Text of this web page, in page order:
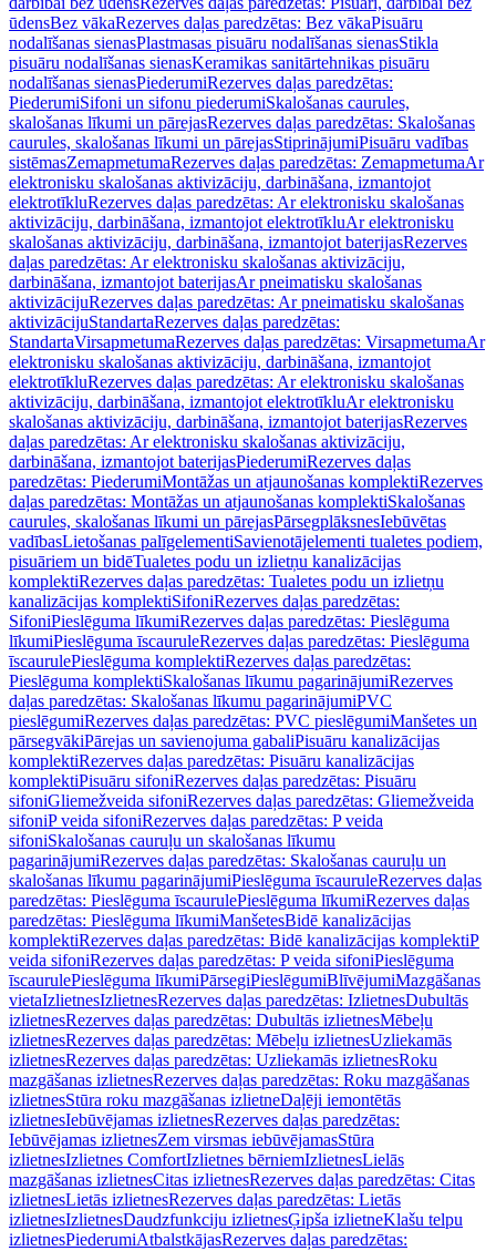
ūdensBez vākaRezerves daļas paredzētas: Bez vākaPisuāru
nodalīšanas sienasPlastmasas pisuāru nodalīšanas sienasStikla
pisuāru nodalīšanas sienasKeramikas sanitārtehnikas pisuāru
nodalīšanas sienasPiederumiRezerves daļas paredzētas:
PiederumiSifoni un sifonu piederumiSkalošanas caurules,
skalošanas līkumi un pārejasRezerves daļas paredzētas: Skalošanas
caurules, skalošanas līkumi un pārejasStiprinājumiPisuāru vadības
sistēmasZemapmetumaRezerves daļas paredzētas: ZemapmetumaAr
elektronisku skalošanas aktivizāciju, darbināšana, izmantojot
elektrotīkluRezerves daļas paredzētas: Ar elektronisku skalošanas
aktivizāciju, darbināšana, izmantojot elektrotīkluAr elektronisku
skalošanas aktivizāciju, darbināšana, izmantojot baterijasRezerves
daļas paredzētas: Ar elektronisku skalošanas aktivizāciju,
darbināšana, izmantojot baterijasAr pneimatisku skalošanas
aktivizācijuRezerves daļas paredzētas: Ar pneimatisku skalošanas
aktivizācijuStandartaRezerves daļas paredzētas:
StandartaVirsapmetumaRezerves daļas paredzētas: VirsapmetumaAr
elektronisku skalošanas aktivizāciju, darbināšana, izmantojot
elektrotīkluRezerves daļas paredzētas: Ar elektronisku skalošanas
aktivizāciju, darbināšana, izmantojot elektrotīkluAr elektronisku
skalošanas aktivizāciju, darbināšana, izmantojot baterijasRezerves
daļas paredzētas: Ar elektronisku skalošanas aktivizāciju,
darbināšana, izmantojot baterijasPiederumiRezerves daļas
paredzētas: PiederumiMontāžas un atjaunošanas komplektiRezerves
daļas paredzētas: Montāžas un atjaunošanas komplektiSkalošanas
caurules, skalošanas līkumi un pārejasPārsegplāksnesIebūvētas
vadībasLietošanas palīgelementiSavienotājelementi tualetes podiem,
pisuāriem un bidēTualetes podu un izlietņu kanalizācijas
komplektiRezerves daļas paredzētas: Tualetes podu un izlietņu
kanalizācijas komplektiSifoniRezerves daļas paredzētas:
SifoniPieslēguma līkumiRezerves daļas paredzētas: Pieslēguma
līkumiPieslēguma īscauruleRezerves daļas paredzētas: Pieslēguma
īscaurulePieslēguma komplektiRezerves daļas paredzētas:
Pieslēguma komplektiSkalošanas līkumu pagarinājumiRezerves
daļas paredzētas: Skalošanas līkumu pagarinājumiPVC
pieslēgumiRezerves daļas paredzētas: PVC pieslēgumiManšetes un
pārsegvākiPārejas un savienojuma gabaliPisuāru kanalizācijas
komplektiRezerves daļas paredzētas: Pisuāru kanalizācijas
komplektiPisuāru sifoniRezerves daļas paredzētas: Pisuāru
sifoniGliemežveida sifoniRezerves daļas paredzētas: Gliemežveida
sifoniP veida sifoniRezerves daļas paredzētas: P veida
sifoniSkalošanas cauruļu un skalošanas līkumu
pagarinājumiRezerves daļas paredzētas: Skalošanas cauruļu un
skalošanas līkumu pagarinājumiPieslēguma īscauruleRezerves daļas
paredzētas: Pieslēguma īscaurulePieslēguma līkumiRezerves daļas
paredzētas: Pieslēguma līkumiManšetesBidē kanalizācijas
komplektiRezerves daļas paredzētas: Bidē kanalizācijas komplektiP
veida sifoniRezerves daļas paredzētas: P veida sifoniPieslēguma
īscaurulePieslēguma līkumiPārsegiPieslēgumiBlīvējumiMazgāšanas
vietaIzlietnesIzlietnesRezerves daļas paredzētas: IzlietnesDubultās
izlietnesRezerves daļas paredzētas: Dubultās izlietnesMēbeļu
izlietnesRezerves daļas paredzētas: Mēbeļu izlietnesUzliekamās
izlietnesRezerves daļas paredzētas: Uzliekamās izlietnesRoku
mazgāšanas izlietnesRezerves daļas paredzētas: Roku mazgāšanas
izlietnesStūra roku mazgāšanas izlietneDaļēji iemontētās
izlietnesIebūvējamas izlietnesRezerves daļas paredzētas:
Iebūvējamas izlietnesZem virsmas iebūvējamasStūra
izlietnesIzlietnes ComfortIzlietnes bērniemIzlietnesLielās
mazgāšanas izlietnesCitas izlietnesRezerves daļas paredzētas: Citas
izlietnesLietās izlietnesRezerves daļas paredzētas: Lietās
izlietnesIzlietnesDaudzfunkciju izlietnesĢipša izlietneKlašu telpu
izlietnesPiederumiAtbalstkājasRezerves daļas paredzētas: